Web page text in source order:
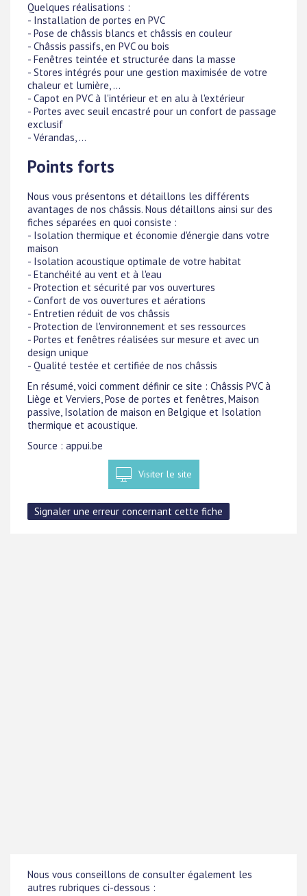
Quelques réalisations :
- Installation de portes en PVC
- Pose de châssis blancs et châssis en couleur
- Châssis passifs, en PVC ou bois
- Fenêtres teintée et structurée dans la masse
- Stores intégrés pour une gestion maximisée de votre
chaleur et lumière, ...
- Capot en PVC à l'intérieur et en alu à l'extérieur
- Portes avec seuil encastré pour un confort de passage
exclusif
- Vérandas, ...
Points forts
Nous vous présentons et détaillons les différents
avantages de nos châssis. Nous détaillons ainsi sur des
fiches séparées en quoi consiste :
- Isolation thermique et économie d'énergie dans votre
maison
- Isolation acoustique optimale de votre habitat
- Etanchéité au vent et à l'eau
- Protection et sécurité par vos ouvertures
- Confort de vos ouvertures et aérations
- Entretien réduit de vos châssis
- Protection de l'environnement et ses ressources
- Portes et fenêtres réalisées sur mesure et avec un
design unique
- Qualité testée et certifiée de nos châssis
En résumé, voici comment définir ce site : Châssis PVC à
Liège et Verviers, Pose de portes et fenêtres, Maison
passive, Isolation de maison en Belgique et Isolation
thermique et acoustique.
Source : appui.be
Visiter le site
Nous vous conseillons de consulter également les
autres rubriques ci-dessous :